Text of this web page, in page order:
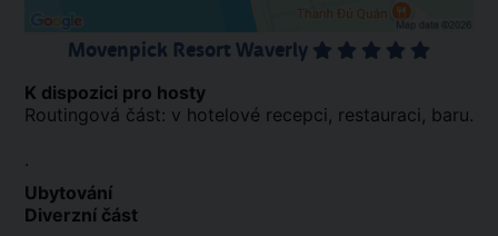
Movenpick Resort Waverly
K dispozici pro hosty
Routingová část: v hotelové recepci, restauraci, baru.
.
Ubytování
Diverzní část